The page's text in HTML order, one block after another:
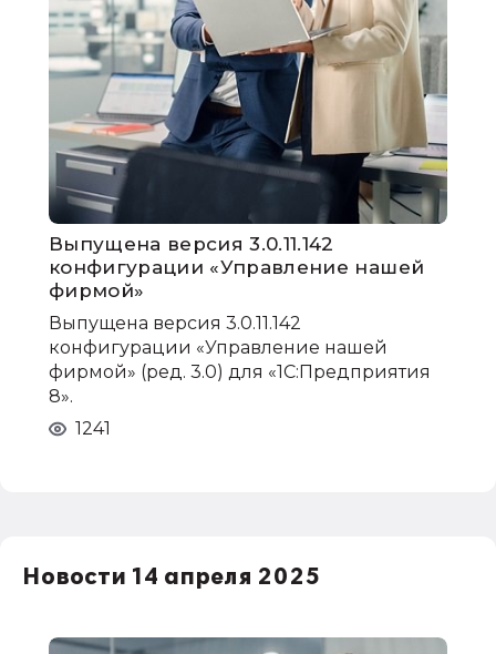
Выпущена версия 3.0.11.142
конфигурации «Управление нашей
фирмой»
Выпущена версия 3.0.11.142
конфигурации «Управление нашей
фирмой» (ред. 3.0) для «1С:Предприятия
8».
1241
Новости 14 апреля 2025